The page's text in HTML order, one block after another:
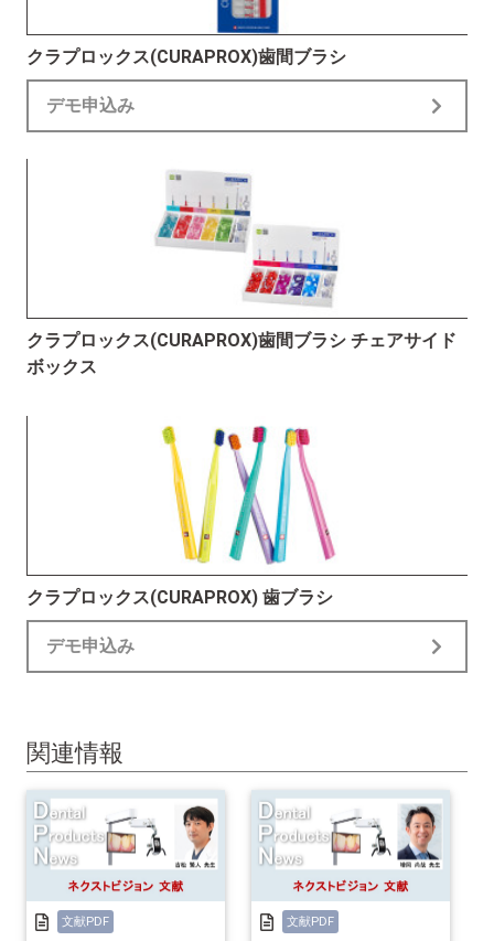
クラプロックス(CURAPROX)歯間ブラシ
デモ申込み
クラプロックス(CURAPROX)歯間ブラシ チェアサイド
ボックス
クラプロックス(CURAPROX) 歯ブラシ
デモ申込み
関連情報
文献PDF 文献PDF